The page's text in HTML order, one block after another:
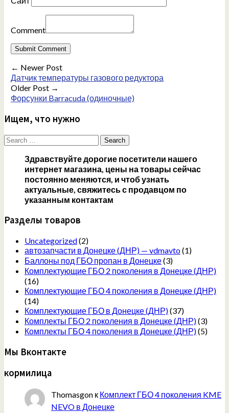
Comment
← Newer Post
Датчик температуры газового редуктора
Older Post →
Форсунки Barracuda (одиночные)
Ищем, что нужно
Search
for:
Здравствуйте дорогие посетители нашего
интернет магазина, цены на товары сейчас
постоянно меняются, и чтоб узнать
актуальные, свяжитесь с продавцом по
указанным контактам
Разделы товаров
Uncategorized(2)
автозапчасти в Донецке (ДНР) — vdmavto(1)
Баллоны под ГБО пропан в Донецке(3)
Комплектующие ГБО 2 поколения в Донецке (ДНР)
(16)
Комплектующие ГБО 4 поколения в Донецке (ДНР)
(14)
Комплектующие ГБО в Донецке (ДНР)(37)
Комплекты ГБО 2 поколения в Донецке (ДНР)(3)
Комплекты ГБО 4 поколения в Донецке (ДНР)(5)
Мы Вконтакте
кормилица
Thomasgon к Комплект ГБО 4 поколения KME
NEVO в Донецке